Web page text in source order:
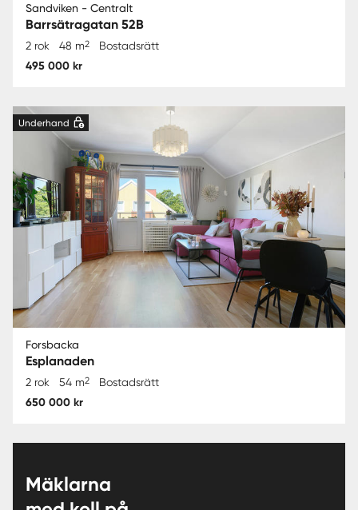
Sandviken - Centralt
Barrsätragatan 52B
2 rok 48 m2 Bostadsrätt
495 000 kr
Underhand
Forsbacka
Esplanaden
2 rok 54 m2 Bostadsrätt
650 000 kr
Mäklarna